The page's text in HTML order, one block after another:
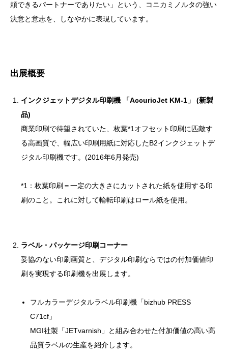
頼できるパートナーでありたい」という、コニカミノルタの強い
決意と意志を、しなやかに表現しています。
出展概要
インクジェットデジタル印刷機 「AccurioJet KM-1」 (新製
品)
商業印刷で待望されていた、枚葉*1オフセット印刷に匹敵す
る高画質で、幅広い印刷用紙に対応したB2インクジェットデ
ジタル印刷機です。(2016年6月発売)
*1：枚葉印刷＝一定の大きさにカットされた紙を使用する印
刷のこと。これに対して輪転印刷はロール紙を使用。
ラベル・パッケージ印刷コーナー
妥協のない印刷画質と、デジタル印刷ならではの付加価値印
刷を実現する印刷機を出展します。
フルカラーデジタルラベル印刷機「bizhub PRESS
C71cf」
MGI社製「JETvarnish」と組み合わせた付加価値の高い高
品質ラベルの生産を紹介します。